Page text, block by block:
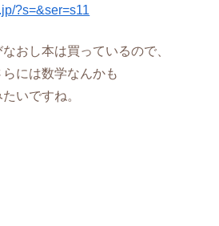
?s=&ser=s11
おし本は買っているので、
には数学なんかも
いですね。